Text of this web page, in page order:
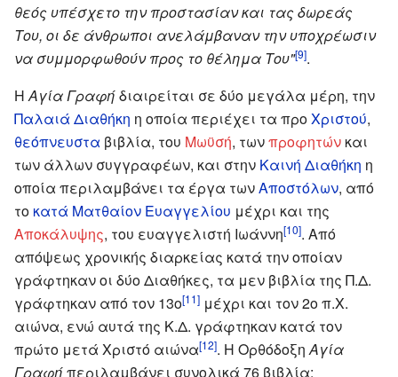
θεός υπέσχετο την προστασίαν και τας δωρεάς
Του, οι δε άνθρωποι ανελάμβαναν την υποχρέωσιν
να συμμορφωθούν προς το θέλημα Του"[9].
Η Αγία Γραφήδιαιρείται σε δύο μεγάλα μέρη, την
Παλαιά Διαθήκη η οποία περιέχει τα προΧριστού,
θεόπνευστα βιβλία, του Μωϋσή, τωνπροφητών και
των άλλων συγγραφέων, και στην Καινή Διαθήκη η
οποία περιλαμβάνει τα έργα τωνΑποστόλων, από
το κατά Ματθαίον Ευαγγελίου μέχρι και της
Αποκάλυψης, του ευαγγελιστή Ιωάννη[10]. Από
απόψεως χρονικής διαρκείας κατά την οποίαν
γράφτηκαν οι δύο Διαθήκες, τα μεν βιβλία της Π.Δ.
γράφτηκαν από τον 13ο[11] μέχρι και τον 2ο π.Χ.
αιώνα, ενώ αυτά της Κ.Δ. γράφτηκαν κατά τον
πρώτο μετά Χριστό αιώνα[12]. Η Ορθόδοξη Αγία
Γραφήπεριλαμβάνει συνολικά 76 βιβλία: